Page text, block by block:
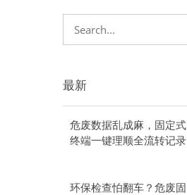
最新
危废数据乱成麻，固定式
终端一键理顺全流转记录
环保检查怕翻车？危废固